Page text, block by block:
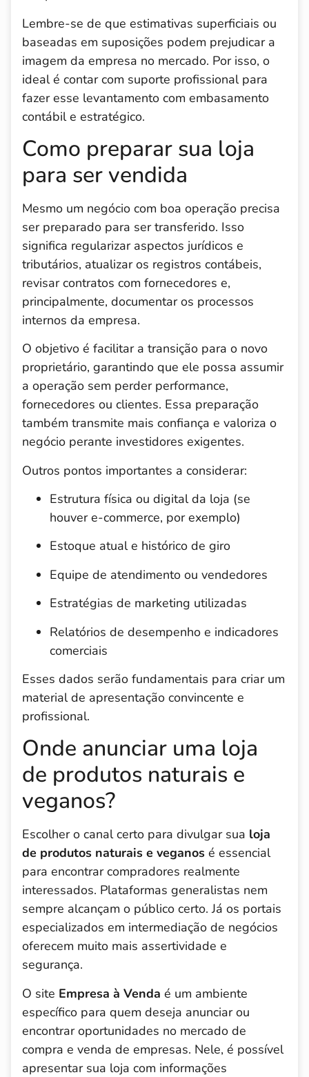
Lembre-se de que estimativas superficiais ou
baseadas em suposições podem prejudicar a
imagem da empresa no mercado. Por isso, o
ideal é contar com suporte profissional para
fazer esse levantamento com embasamento
contábil e estratégico.
Como preparar sua loja
para ser vendida
Mesmo um negócio com boa operação precisa
ser preparado para ser transferido. Isso
significa regularizar aspectos jurídicos e
tributários, atualizar os registros contábeis,
revisar contratos com fornecedores e,
principalmente, documentar os processos
internos da empresa.
O objetivo é facilitar a transição para o novo
proprietário, garantindo que ele possa assumir
a operação sem perder performance,
fornecedores ou clientes. Essa preparação
também transmite mais confiança e valoriza o
negócio perante investidores exigentes.
Outros pontos importantes a considerar:
Estrutura física ou digital da loja (se
houver e-commerce, por exemplo)
Estoque atual e histórico de giro
Equipe de atendimento ou vendedores
Estratégias de marketing utilizadas
Relatórios de desempenho e indicadores
comerciais
Esses dados serão fundamentais para criar um
material de apresentação convincente e
profissional.
Onde anunciar uma loja
de produtos naturais e
veganos?
Escolher o canal certo para divulgar sua loja
de produtos naturais e veganos é essencial
para encontrar compradores realmente
interessados. Plataformas generalistas nem
sempre alcançam o público certo. Já os portais
especializados em intermediação de negócios
oferecem muito mais assertividade e
segurança.
O site Empresa à Venda é um ambiente
específico para quem deseja anunciar ou
encontrar oportunidades no mercado de
compra e venda de empresas. Nele, é possível
apresentar sua loja com informações